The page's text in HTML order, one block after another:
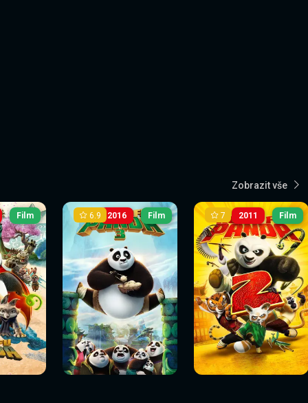
Zobrazit vše
Film 2016
Sledovat
nyní
6.9 Film
Sledovat nyní
2011
Sledovat
nyní
7 Film
Sledovat nyní